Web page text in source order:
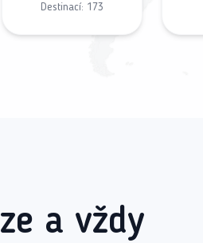
Destinací: 173
a vždy